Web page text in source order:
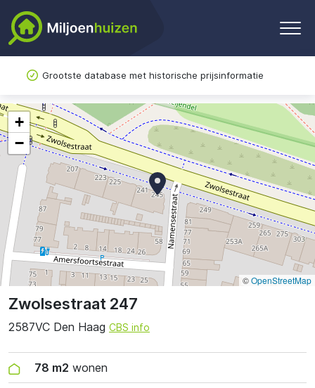
Grootste database met historische prijsinformatie
Zwolsestraat 247
2587VC Den Haag CBS info
78 m2 wonen
+
−
©OpenStreetMap